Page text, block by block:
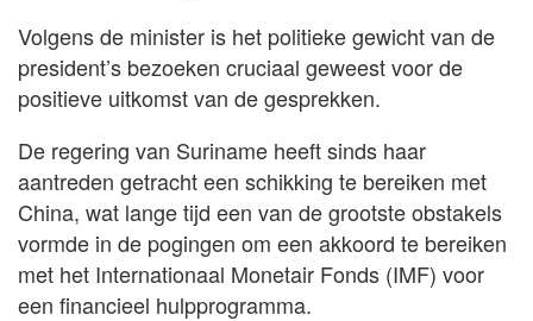
Volgens de minister is het politieke gewicht van de
president’s bezoeken cruciaal geweest voor de
positieve uitkomst van de gesprekken.
De regering van Suriname heeft sinds haar
aantreden getracht een schikking te bereiken met
China, wat lange tijd een van de grootste obstakels
vormde in de pogingen om een akkoord te bereiken
met het Internationaal Monetair Fonds (IMF) voor
een financieel hulpprogramma.